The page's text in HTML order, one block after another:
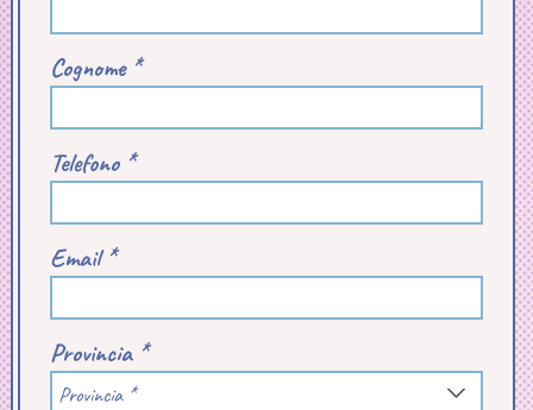
Cognome *
Telefono *
Email *
Provincia *
Provincia *